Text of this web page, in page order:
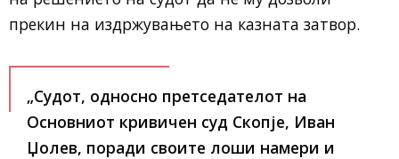
прекин на издржувањето на казната затвор.
„Судот, односно претседателот на
Основниот кривичен суд Скопје, Иван
Џолев, поради своите лоши намери и